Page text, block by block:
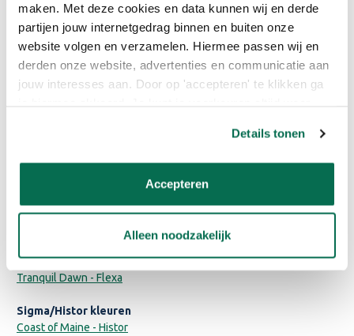
maken. Met deze cookies en data kunnen wij en derde
partijen jouw internetgedrag binnen en buiten onze
website volgen en verzamelen. Hiermee passen wij en
derden onze website, advertenties en communicatie aan
jouw interesses aan. Door op 'accepteren' te klikken ga
Details tonen
Accepteren
Alleen noodzakelijk
RAL 9016 - Verkeerswit
RAL 9017 - Verkeerszwart
Sikkens kleuren
Bentheimergeel - Sikkens
Early Dew - Flexa
Monumentengroen - Sikkens
Grachtengroen - Sikkens
Subtle Stone - Flexa
Tranquil Dawn - Flexa
Sigma/Histor kleuren
Coast of Maine - Histor